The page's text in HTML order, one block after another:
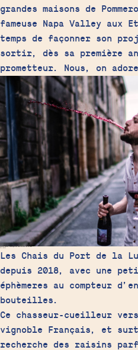
grandes maisons de
fameuse Napa Valley
temps de façonner son
sortir, dès sa première
prometteur. Nous, on
Laurent Bordes, oenologue des Chais du Port de la Lune
Les cuvées
Les Chais du Port de la
depuis 2018, avec une
éphèmeres au compteur
bouteilles.
Ce chasseur-cueilleur
vignoble Français, et
recherche des raisins